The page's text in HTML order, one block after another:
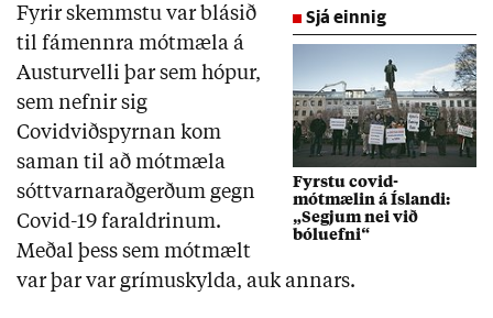
Sjá einnig
Fyrstu covid-
mótmælin á Íslandi:
„Segjum nei við
bóluefni“
Fyrir skemmstu var blásið
til fámennra mótmæla á
Austurvelli þar sem hópur,
sem nefnir sig
Covidviðspyrnan kom
saman til að mótmæla
sóttvarnaraðgerðum gegn
Covid-19 faraldrinum.
Meðal þess sem mótmælt
var þar var grímuskylda, auk annars.